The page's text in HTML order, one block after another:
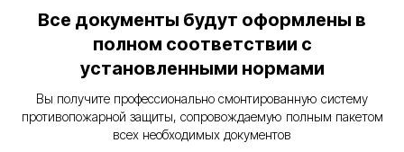
Все документы будут оформлены в
полном соответствии с
установленными нормами
Вы получите профессионально смонтированную систему
противопожарной защиты, сопровождаемую полным пакетом
всех необходимых документов